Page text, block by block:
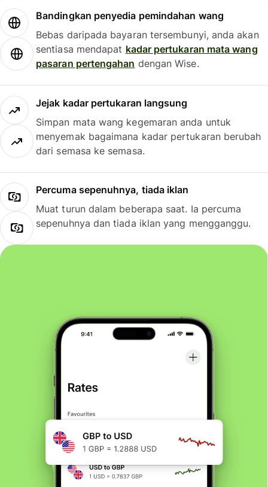
Bandingkan penyedia pemindahan wang
Bebas daripada bayaran tersembunyi, anda akan
sentiasa mendapat kadar pertukaran mata wang
pasaran pertengahan dengan Wise.
Jejak kadar pertukaran langsung
Simpan mata wang kegemaran anda untuk
menyemak bagaimana kadar pertukaran berubah
dari semasa ke semasa.
Percuma sepenuhnya, tiada iklan
Muat turun dalam beberapa saat. Ia percuma
sepenuhnya dan tiada iklan yang mengganggu.